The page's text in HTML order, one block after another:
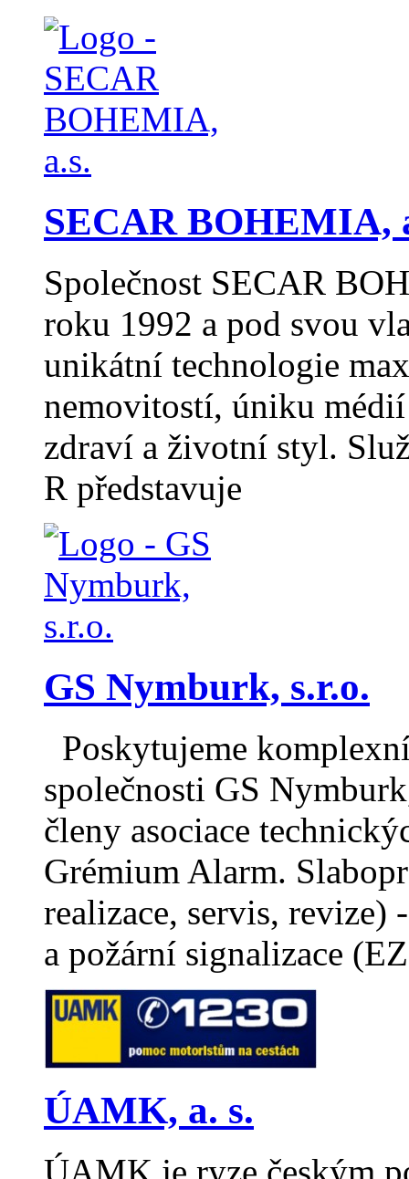
SECAR BOHEMIA,
Společnost SECAR
roku 1992 a pod svou
unikátní technologie
nemovitostí, úniku
zdraví a životní styl.
R představuje
GS Nymburk, s.r.o.
Poskytujeme
společnosti GS
členy asociace
Grémium Alarm.
realizace, servis,
a požární signalizace
ÚAMK, a. s.
ÚAMK je ryze českým